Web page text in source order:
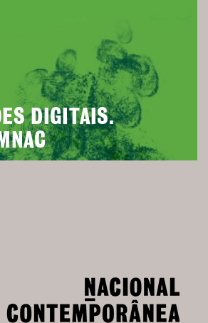
DIGITAIS.